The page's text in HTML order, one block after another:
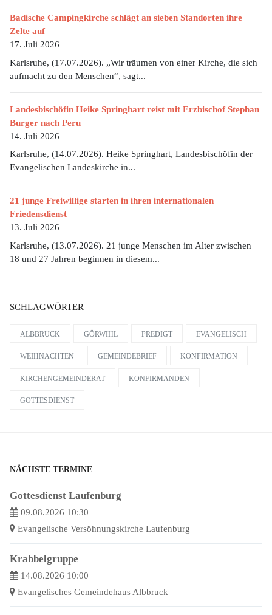
Badische Campingkirche schlägt an sieben Standorten ihre
Zelte auf
17. Juli 2026
Karlsruhe, (17.07.2026). „Wir träumen von einer Kirche, die sich
aufmacht zu den Menschen“, sagt...
Landesbischöfin Heike Springhart reist mit Erzbischof Stephan
Burger nach Peru
14. Juli 2026
Karlsruhe, (14.07.2026). Heike Springhart, Landesbischöfin der
Evangelischen Landeskirche in...
21 junge Freiwillige starten in ihren internationalen
Friedensdienst
13. Juli 2026
Karlsruhe, (13.07.2026). 21 junge Menschen im Alter zwischen
18 und 27 Jahren beginnen in diesem...
SCHLAGWÖRTER
ALBBRUCK GÖRWIHL PREDIGT EVANGELISCH
WEIHNACHTEN GEMEINDEBRIEF KONFIRMATION
KIRCHENGEMEINDERAT KONFIRMANDEN
GOTTESDIENST
NÄCHSTE TERMINE
Gottesdienst Laufenburg
09.08.2026 10:30
Evangelische Versöhnungskirche Laufenburg
Krabbelgruppe
14.08.2026 10:00
Evangelisches Gemeindehaus Albbruck